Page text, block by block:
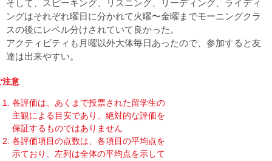
そして、スピーキング、リスニング、リーディング、ライディ
ングはそれぞれ曜日に分かれて火曜〜金曜までモーニングクラ
スの後にレベル分けされていて良かった。
アクティビティも月曜以外大体毎日あったので、参加すると友
達は出来やすい。
注意
各評価は、あくまで投票された留学生の
主観による目安であり、絶対的な評価を
保証するものではありません
各評価項目の点数は、各項目の平均点を
示ており、左列は全体の平均点を示して